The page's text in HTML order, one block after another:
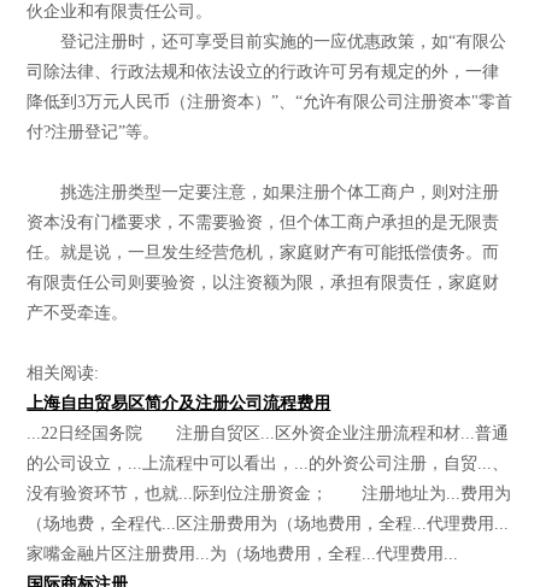
伙企业和有限责任公司。
登记注册时，还可享受目前实施的一应优惠政策，如“有限公
司除法律、行政法规和依法设立的行政许可另有规定的外，一律
降低到3万元人民币（注册资本）”、“允许有限公司注册资本"零首
付?注册登记”等。
挑选注册类型一定要注意，如果注册个体工商户，则对注册
资本没有门槛要求，不需要验资，但个体工商户承担的是无限责
任。就是说，一旦发生经营危机，家庭财产有可能抵偿债务。而
有限责任公司则要验资，以注资额为限，承担有限责任，家庭财
产不受牵连。
相关阅读:
上海自由贸易区简介及注册公司流程费用
...22日经国务院 注册自贸区...区外资企业注册流程和材...普通
的公司设立，...上流程中可以看出，...的外资公司注册，自贸...、
没有验资环节，也就...际到位注册资金； 注册地址为...费用为
（场地费，全程代...区注册费用为（场地费用，全程...代理费用...
家嘴金融片区注册费用...为（场地费用，全程...代理费用...